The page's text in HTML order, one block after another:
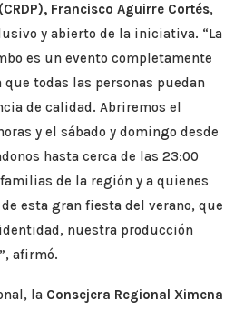
Francisco Aguirre Cortés,
y abierto de la iniciativa. “La
es un evento completamente
todas las personas puedan
de calidad. Abriremos el
y el sábado y domingo desde
hasta cerca de las 23:00
de la región y a quienes
esta gran fiesta del verano, que
nuestra producción
afirmó.
la Consejera Regional Ximena